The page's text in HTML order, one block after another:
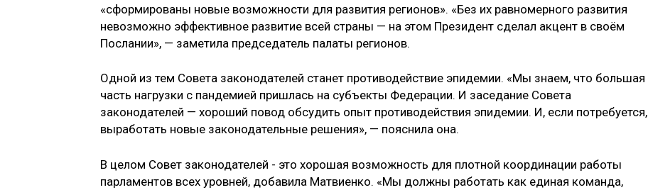
«сформированы новые возможности для развития регионов». «Без их равномерного развития
невозможно эффективное развитие всей страны — на этом Президент сделал акцент в своём
Послании», — заметила председатель палаты регионов.
Одной из тем Совета законодателей станет противодействие эпидемии. «Мы знаем, что большая
часть нагрузки с пандемией пришлась на субъекты Федерации. И заседание Совета
законодателей — хороший повод обсудить опыт противодействия эпидемии. И, если потребуется,
выработать новые законодательные решения», — пояснила она.
В целом Совет законодателей - это хорошая возможность для плотной координации работы
парламентов всех уровней, добавила Матвиенко. «Мы должны работать как единая команда,